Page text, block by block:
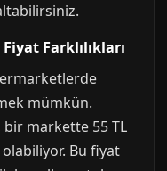
Farklılıkları
mümkün.
bir markette 55 TL
Bu fiyat